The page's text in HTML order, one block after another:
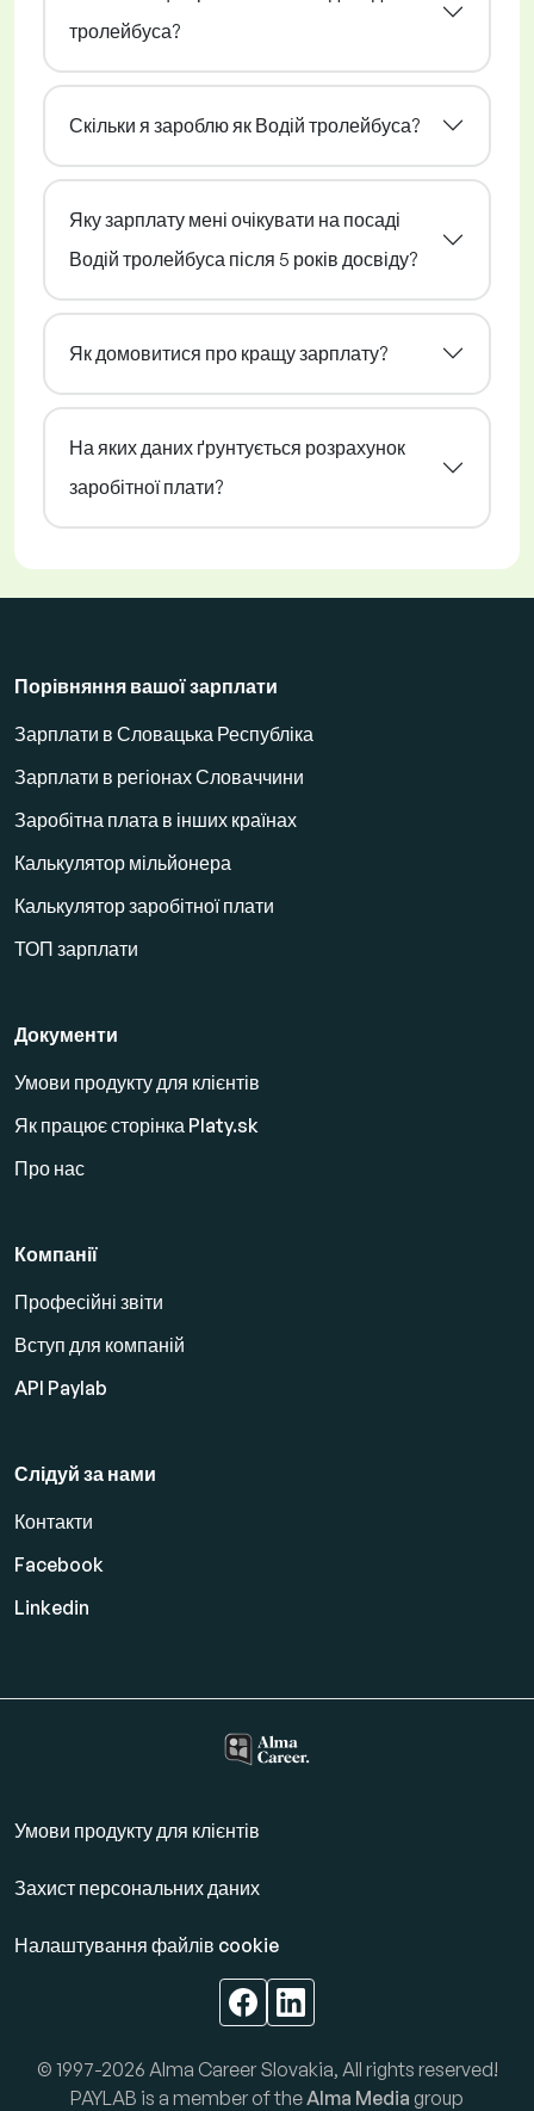
тролейбуса?
Скільки я зароблю як Водій тролейбуса?
Яку зарплату мені очікувати на посаді
Водій тролейбуса після 5 років досвіду?
Як домовитися про кращу зарплату?
На яких даних ґрунтується розрахунок
заробітної плати?
Порівняння вашої зарплати
Зарплати в Словацька Республіка
Зарплати в регіонах Словаччини
Заробітна плата в інших країнах
Калькулятор мільйонера
Калькулятор заробітної плати
ТОП зарплати
Документи
Умови продукту для клієнтів
Як працює сторінка Platy.sk
Про нас
Компанії
Професійні звіти
Вступ для компаній
API Paylab
Слідуй за нами
Контакти
Facebook
Linkedin
Умови продукту для клієнтів
Захист персональних даних
Налаштування файлів cookie
© 1997-2026 Alma Career Slovakia, All rights reserved!
PAYLAB is a member of the Alma Media group